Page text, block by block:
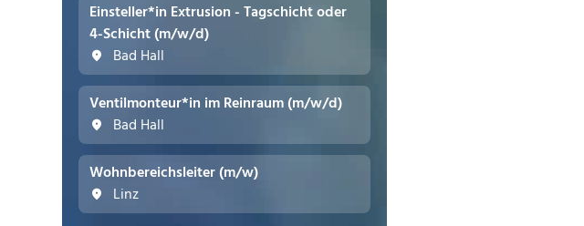
Einsteller*in Extrusion - Tagschicht oder
4-Schicht (m/w/d)
Bad Hall
Ventilmonteur*in im Reinraum (m/w/d)
Bad Hall
Wohnbereichsleiter (m/w)
Linz